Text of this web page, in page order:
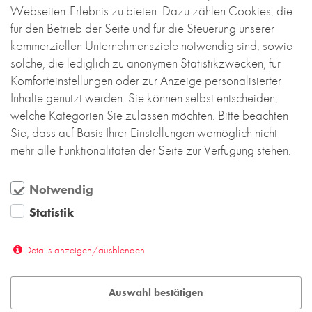
RE-USE-ZIEGEL
GLASUR-ZIEGEL
RE-USE-MÖRTEL
FASSADENPLANUNG (SCHWEIZ)
PRIVATKUNDEN
ÜBER UNS
BLOG
Öffnungszeiten Showroom:
Mo – Do 8 – 17 Uhr
Fr 8 – 15 Uhr
Jeden 1. und 3. Samstag von 10 bis 13 Uhr.
Bitte vereinbaren Sie unbedingt hierfür einen
Termin.
Nutzen Sie bitte unser
KONTAKTFORMULAR
SCHWEIZ
T+41 41 792 02 02
info@bk-handel.com
Webseiten-Erlebnis zu bieten. Dazu zählen Cookies, die
für den Betrieb der Seite und für die Steuerung unserer
kommerziellen Unternehmensziele notwendig sind, sowie
solche, die lediglich zu anonymen Statistikzwecken, für
Komforteinstellungen oder zur Anzeige personalisierter
Inhalte genutzt werden. Sie können selbst entscheiden,
welche Kategorien Sie zulassen möchten. Bitte beachten
Sie, dass auf Basis Ihrer Einstellungen womöglich nicht
mehr alle Funktionalitäten der Seite zur Verfügung stehen.
Notwendig
Statistik
Details anzeigen/ausblenden
Auswahl bestätigen